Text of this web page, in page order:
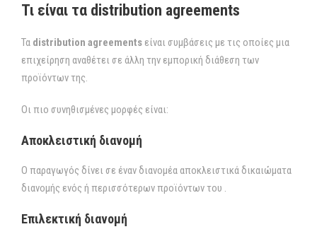
Τι είναι τα distribution agreements
Τα distribution agreements είναι συμβάσεις με τις οποίες μια
επιχείρηση αναθέτει σε άλλη την εμπορική διάθεση των
προϊόντων της.
Οι πιο συνηθισμένες μορφές είναι:
Αποκλειστική διανομή
Ο παραγωγός δίνει σε έναν διανομέα αποκλειστικά δικαιώματα
διανομής ενός ή περισσότερων προϊόντων του .
Επιλεκτική διανομή